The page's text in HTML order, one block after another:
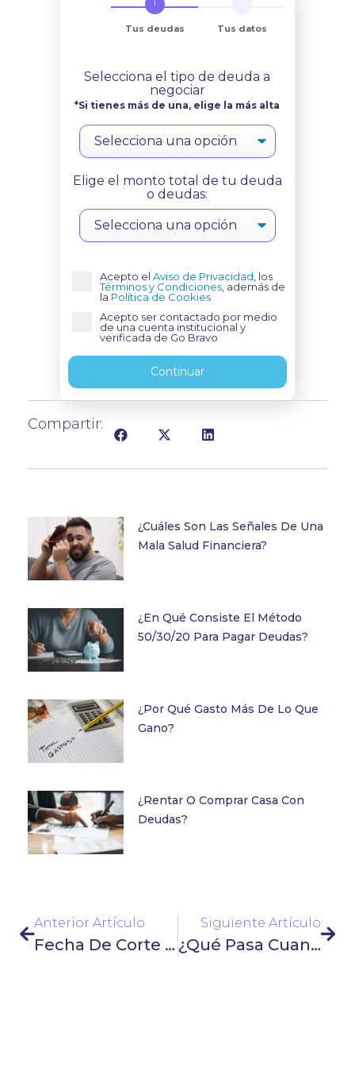
Tus deudas Tus datos
Selecciona el tipo de deuda a
negociar
*Si tienes más de una, elige la más alta
Elige el monto total de tu deuda
o deudas:
Acepto elAviso de Privacidad , los
Términos y Condiciones , además de
la Política de Cookies
Acepto ser contactado por medio
de una cuenta institucional y
verificada de Go Bravo
Continuar
Compartir:
¿Cuáles Son Las Señales De Una
Mala Salud Financiera?
¿En Qué Consiste El Método
50/30/20 Para Pagar Deudas?
¿Por Qué Gasto Más De Lo Que
Gano?
¿Rentar O Comprar Casa Con
Deudas?
Anterior Artículo
Fecha De Corte De Tu Tarjeta De Crédito
Siguiente Artículo
¿Qué Pasa Cuando Tu Deuda Pasa A Cobranza Judicial?